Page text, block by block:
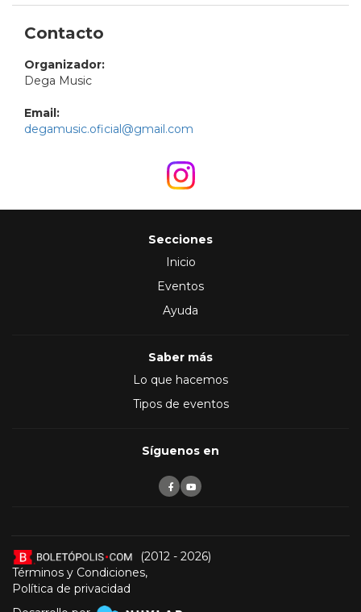
Contacto
Organizador:
Dega Music
Email:
degamusic.oficial@gmail.com
Secciones
Inicio
Eventos
Ayuda
Saber más
Lo que hacemos
Tipos de eventos
Síguenos en
(2012 - 2026)
Términos y Condiciones,
Política de privacidad